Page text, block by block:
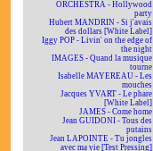
ORCHESTRA - Hollywood
party
Hubert MANDRIN - Si j'avais
des dollars [White Label]
Iggy POP - Livin' on the edge of
the night
IMAGES - Quand la musique
tourne
Isabelle MAYEREAU - Les
mouches
Jacques YVART - Le phare
[White Label]
JAMES - Come home
Jean GUIDONI - Tous des
putains
Jean LAPOINTE - Tu jongles
avec ma vie [Test Pressing]